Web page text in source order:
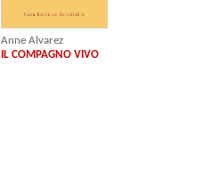
Anne Alvarez
IL COMPAGNO VIVO